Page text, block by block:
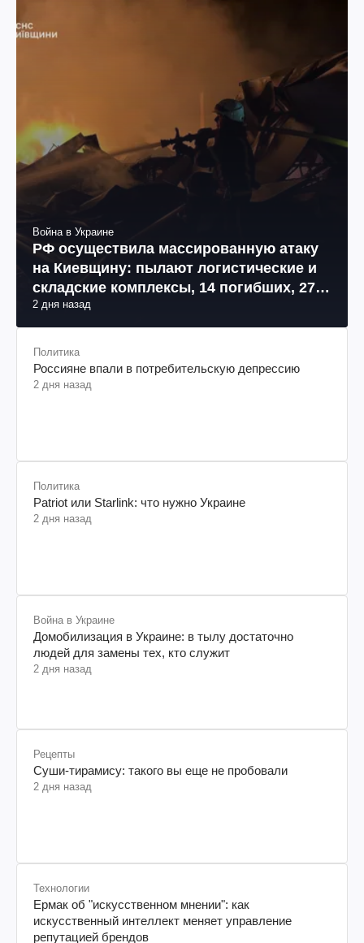
Война в Украине
РФ осуществила массированную атаку
на Киевщину: пылают логистические и
складские комплексы, 14 погибших, 27
Политика
Россияне впали в потребительскую депрессию
Политика
Patriot или Starlink: что нужно Украине
Война в Украине
Домобилизация в Украине: в тылу достаточно
людей для замены тех, кто служит
Рецепты
Суши-тирамису: такого вы еще не пробовали
Технологии
Ермак об "искусственном мнении": как
искусственный интеллект меняет управление